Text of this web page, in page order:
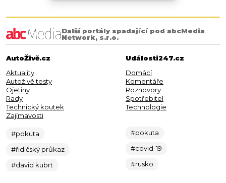
Další portály spadající pod abcMedia
Network, s.r.o.
AutoŽivě.cz
Aktuality
Autoživě testy
Ojetiny
Rady
Technický koutek
Zajímavosti
#pokuta
#řidičský průkaz
#david kubrt
Události247.cz
Domácí
Komentáře
Rozhovory
Spotřebitel
Technologie
#pokuta
#covid-19
#rusko